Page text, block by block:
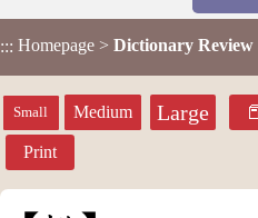
::: Homepage > Dictionary Review
Small Medium Large
Print